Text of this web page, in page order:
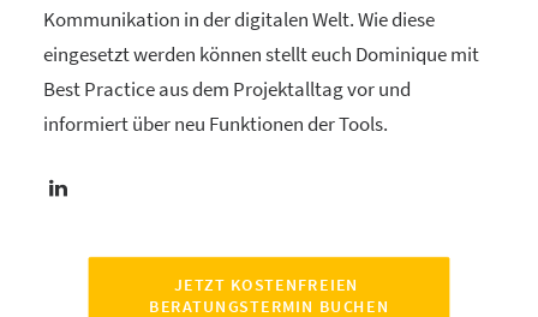
Kommunikation in der digitalen Welt. Wie diese
eingesetzt werden können stellt euch Dominique mit
Best Practice aus dem Projektalltag vor und
informiert über neu Funktionen der Tools.
JETZT KOSTENFREIEN
BERATUNGSTERMIN BUCHEN